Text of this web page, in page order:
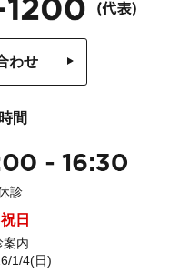
わせ
間
診
日
案内
1/4(日)